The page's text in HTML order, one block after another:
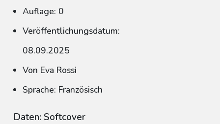
Auflage: 0
Veröffentlichungsdatum:
08.09.2025
Von Eva Rossi
Sprache: Französisch
Daten: Softcover